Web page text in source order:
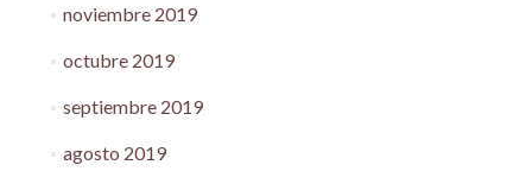
noviembre 2019
octubre 2019
septiembre 2019
agosto 2019